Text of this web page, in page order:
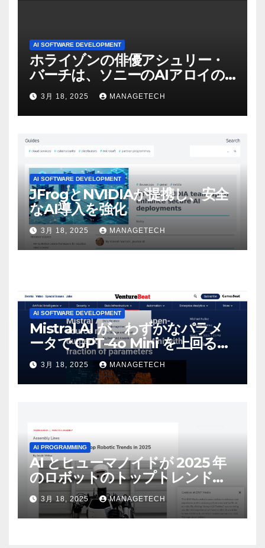
AI SOFTWARE DEVELOPMENT
ホライゾンの俳優アシュリー・
バーチは、ソニーのAIアロイの
ビデオを見て「ゲームパフォー
マンスという芸術形式に不安を
感じた」と語る – IGN
3月 18, 2025 MANAGETECH
AI SOFTWARE DEVELOPMENT
JFrogとNVIDIAが提携し、安全
なAI導入を強化
3月 18, 2025 MANAGETECH
AI SOFTWARE DEVELOPMENT
Mistral AI が、わずかなパラメ
ータで GPT-4o Mini を上回る新
しいオープンソース モデルをリ
リース | VentureBeat
3月 18, 2025 MANAGETECH
AI PROGRAMMING
AI とヒューマノイドが 2025 年
のロボットのトップトレンドに |
ASSEMBLY
3月 18, 2025 MANAGETECH